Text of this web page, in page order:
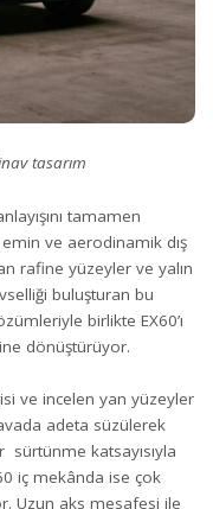
tasarım
tamamen
ve aerodinamik dış
rafine yüzeyler ve yalın
buluşturan bu
birlikte EX60’ı
dönüştürüyor.
ve incelen yan yüzeyler
adeta süzülerek
katsayısıyla
iç mekânda ise çok
Uzun aks mesafesi ile